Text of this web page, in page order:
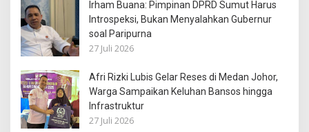
Irham Buana: Pimpinan DPRD Sumut Harus
Introspeksi, Bukan Menyalahkan Gubernur
soal Paripurna
27 Juli 2026
Afri Rizki Lubis Gelar Reses di Medan Johor,
Warga Sampaikan Keluhan Bansos hingga
Infrastruktur
27 Juli 2026